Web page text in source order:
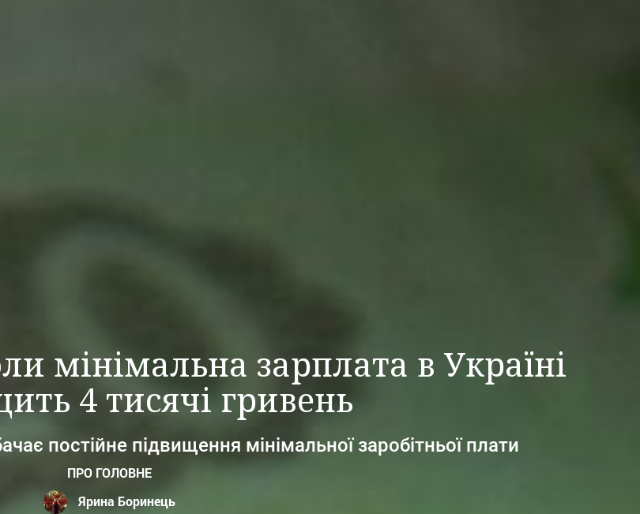
мінімальна зарплата в Україні
4 тисячі гривень
постійне підвищення мінімальної заробітньої плати
ПРО ГОЛОВНЕ
Ярина Боринець